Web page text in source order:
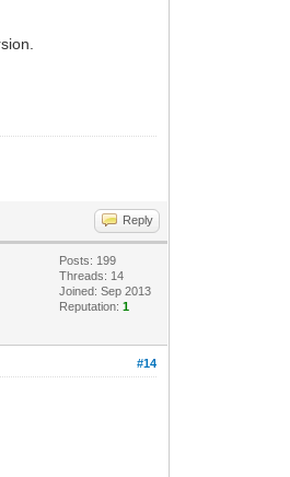
Reply
Posts: 199
Threads: 14
Joined: Sep 2013
Reputation:1
#14